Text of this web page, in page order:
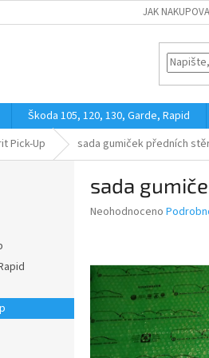
JAK
Škoda 105, 120, 130, Garde, Rapid
Pick-Up sada gumiček předních
sada
Průměrné
0,0
z
5
hvězdiček.
Neohodnoceno